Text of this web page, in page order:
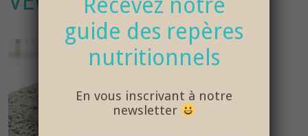
guide des repères
nutritionnels
En vous inscrivant à notre
newsletter